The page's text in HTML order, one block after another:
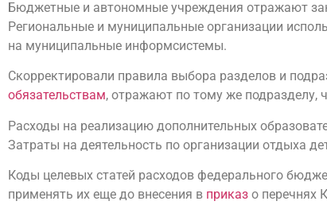
Бюджетные и автономные учреждения отражают
Региональные и муниципальные организации
на муниципальные информсистемы.
Скорректировали правила выбора разделов и
обязательствам, отражают по тому же подразделу,
Расходы на реализацию дополнительных
Затраты на деятельность по организации отдыха
Коды целевых статей расходов федерального
применять их еще до внесения в приказ о перечнях